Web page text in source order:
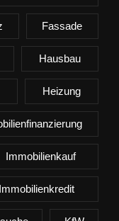
Fassade
Hausbau
Heizung
Immobilienkauf
Immobilienkredit